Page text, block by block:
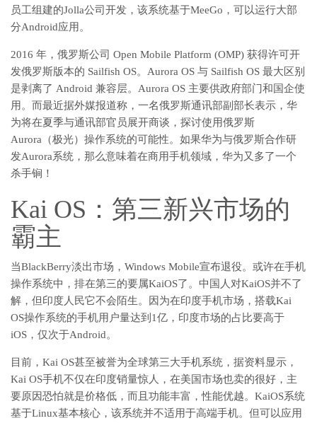
员工组建的Jolla公司开发，该系统基于MeeGo，可以运行大部
分Android应用。
2016 年，俄罗斯公司 Open Mobile Platform (OMP) 获得许可开
发俄罗斯版本的 Sailfish OS。Aurora OS 与 Sailfish OS 最大区别
是剥离了 Android 兼容层。Aurora OS 主要供政府部门和国企使
用。而最近据外媒报道称，一名俄罗斯通讯部副部长表示，华
为将在夏季与通讯部官员展开商谈，探讨使用俄罗斯
Aurora（极光）操作系统的可能性。如果华为与俄罗斯合作研
发Aurora系统，那么意味着在商用手机领域，华为又多了一个
杀手锏！
Kai OS：第三新兴市场的
霸主
当BlackBerry淡出市场，Windows Mobile宣布退役。或许在手机
操作系统中，排在第三的要属KaiOS了。中国人对KaiOS并不了
解，但印度人民它不会陌生。因为在印度手机市场，搭载Kai
OS操作系统的手机用户量达到1亿，印度市场的占比要高于
iOS，仅次于Android。
目前，Kai OS甚至被誉为全球第三大手机系统，据资料显示，
Kai OS手机不仅在印度销量惊人，在美国市场也卖的很好，主
要原因恐怕就是价格低，而且功能丰富，性能优越。KaiOS系统
基于Linux基本核心，该系统并不适用于高端手机。但可以应用